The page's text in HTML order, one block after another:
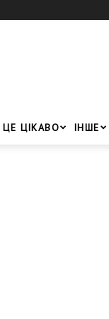
ЦЕ ЦІКАВО ІНШЕ